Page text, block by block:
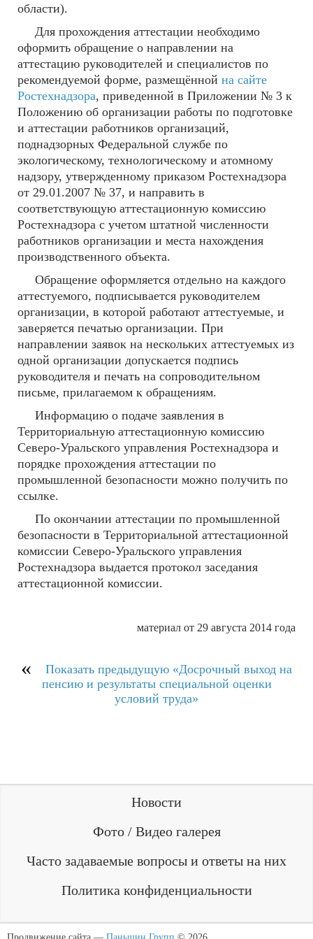
области).
Для прохождения аттестации необходимо
оформить обращение о направлении на
аттестацию руководителей и специалистов по
рекомендуемой форме, размещённой на сайте
Ростехнадзора, приведенной в Приложении № 3 к
Положению об организации работы по подготовке
и аттестации работников организаций,
поднадзорных Федеральной службе по
экологическому, технологическому и атомному
надзору, утвержденному приказом Ростехнадзора
от 29.01.2007 № 37, и направить в
соответствующую аттестационную комиссию
Ростехнадзора с учетом штатной численности
работников организации и места нахождения
производственного объекта.
Обращение оформляется отдельно на каждого
аттестуемого, подписывается руководителем
организации, в которой работают аттестуемые, и
заверяется печатью организации. При
направлении заявок на нескольких аттестуемых из
одной организации допускается подпись
руководителя и печать на сопроводительном
письме, прилагаемом к обращениям.
Информацию о подаче заявления в
Территориальную аттестационную комиссию
Северо-Уральского управления Ростехнадзора и
порядке прохождения аттестации по
промышленной безопасности можно получить по
ссылке.
По окончании аттестации по промышленной
безопасности в Территориальной аттестационной
комиссии Северо-Уральского управления
Ростехнадзора выдается протокол заседания
аттестационной комиссии.
материал от 29 августа 2014 года
Показать прeдыдущую «Досрочный выход на
пенсию и результаты специальной оценки
условий труда»
Новости
Фото / Видео галерея
Часто задаваемые вопросы и ответы на них
Политика конфиденциальности